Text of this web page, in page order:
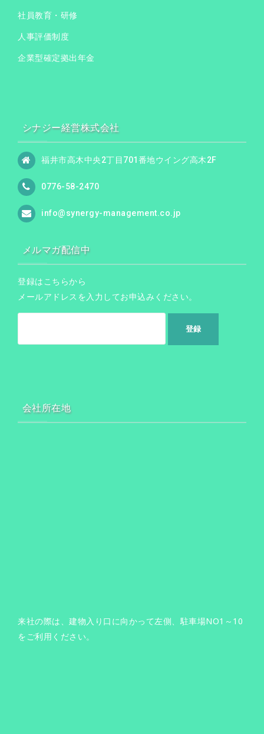
社員教育・研修
人事評価制度
企業型確定拠出年金
シナジー経営株式会社
福井市高木中央2丁目701番地ウイング高木2F
0776-58-2470
info@synergy-management.co.jp
メルマガ配信中
登録はこちらから
メールアドレスを入力してお申込みください。
会社所在地
来社の際は、建物入り口に向かって左側、駐車場NO1～10
をご利用ください。